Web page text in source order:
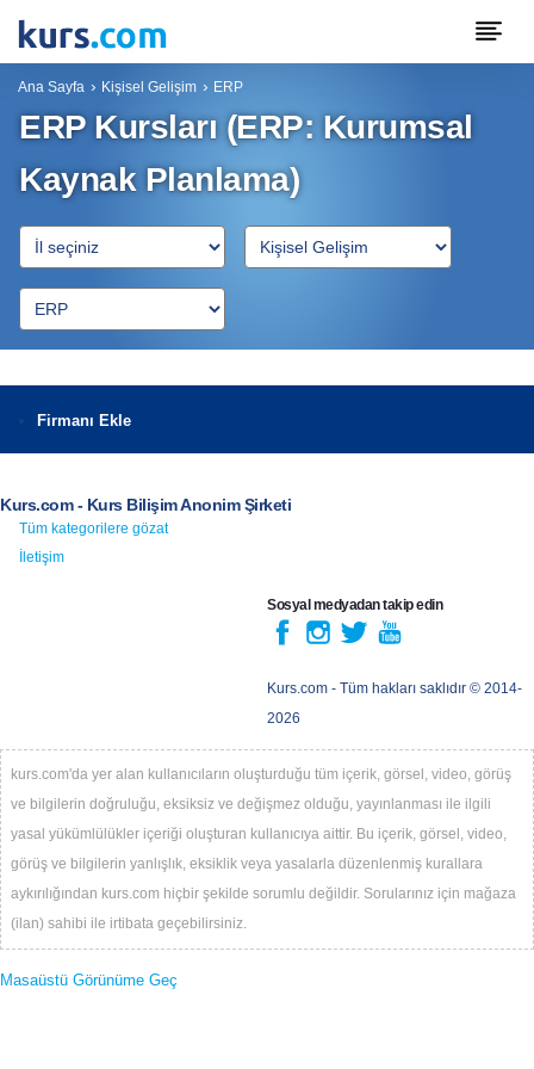
Ana Sayfa Kişisel Gelişim ERP
ERP Kursları (ERP: Kurumsal
Kaynak Planlama)
Firmanı Ekle
Kurs.com - Kurs Bilişim Anonim Şirketi
Tüm kategorilere gözat
İletişim
Sosyal medyadan takip edin
Kurs.com - Tüm hakları saklıdır © 2014-
2026
kurs.com'da yer alan kullanıcıların oluşturduğu tüm içerik, görsel, video, görüş
ve bilgilerin doğruluğu, eksiksiz ve değişmez olduğu, yayınlanması ile ilgili
yasal yükümlülükler içeriği oluşturan kullanıcıya aittir. Bu içerik, görsel, video,
görüş ve bilgilerin yanlışlık, eksiklik veya yasalarla düzenlenmiş kurallara
aykırılığından kurs.com hiçbir şekilde sorumlu değildir. Sorularınız için mağaza
(ilan) sahibi ile irtibata geçebilirsiniz.
Masaüstü Görünüme Geç